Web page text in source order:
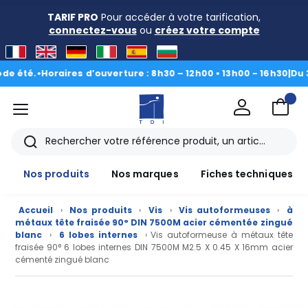
TARIF PRO Pour accéder à votre tarification,
connectez-vousou créez votre compte
•Horaires d’ouverture : 8h30 – 12h00 • 13h00 - 16h30|Du 3 au
menu
Rechercher
Nos produits
Nos marques Fiches techniques
Accueil › Nos produits › Vis › Vis autoformeuses ›
à
métaux tête fraisée 90° DIN 7500M acier cémentée zingué
blanc
› 6 lobes internes
› Vis autoformeuse à métaux tête
fraisée 90° 6 lobes internes DIN 7500M M2.5 X 0.45 X 16mm acier
cémenté zingué blanc